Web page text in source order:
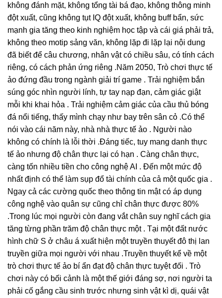
không đánh mặt, không tổng tài bá đạo, không thông minh
đột xuất, cũng không tụt IQ đột xuất, không buff bẩn, sức
mạnh gia tăng theo kinh nghiệm học tập và cái giá phải trả,
không theo motip sảng văn, không lặp đi lặp lại nội dung
đã biết để câu chương, nhân vật có chiều sâu, có tính cách
riêng, có cách phản ứng riêng .Năm 2050, Trò chơi thực tế
ảo đứng đầu trong ngành giải trí game . Trải nghiệm bắn
súng góc nhìn người lính, tự tay nạp đạn, cảm giác giật
mỗi khi khai hỏa . Trải nghiệm cảm giác của cầu thủ bóng
đá nổi tiếng, thấy mình chạy như bay trên sân cỏ .Có thể
nói vào cái năm này, nhà nhà thực tế ảo . Người nào
không có chính là lỗi thời .Đáng tiếc, tuy mang danh thực
tế ảo nhưng độ chân thực lại có hạn . Càng chân thực,
càng tốn nhiều tiền cho công nghệ AI . Đến một mức độ
nhất định có thể làm sụp đổ tài chính của cả một quốc gia .
Ngay cả các cường quốc theo thông tin mật có áp dụng
công nghệ vào quân sự cũng chỉ chân thực được 80%
.Trong lúc mọi người còn đang vắt chân suy nghĩ cách gia
tăng từng phần trăm độ chân thực một . Tại một đất nước
hình chữ S ở châu á xuất hiện một truyền thuyết đô thị lan
truyền giữa mọi người với nhau .Truyền thuyết kể về một
trò chơi thực tế ảo bí ẩn đạt độ chân thực tuyệt đối . Trò
chơi này có bối cảnh là một thế giới đáng sợ, nơi người ta
phải cố gắng cầu sinh trước nhưng sinh vật kì dị, quái vật